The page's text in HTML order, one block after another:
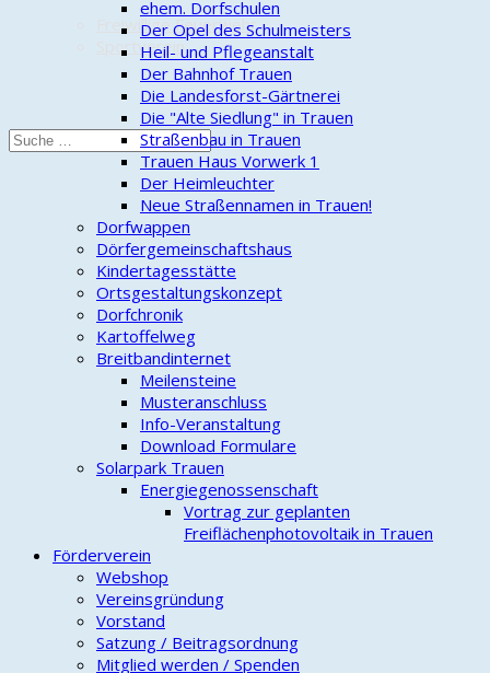
Freiwillige Feuerwehr
Sportverein
ehem. Dorfschulen
Der Opel des Schulmeisters
Heil- und Pflegeanstalt
Der Bahnhof Trauen
Die Landesforst-Gärtnerei
Die "Alte Siedlung" in Trauen
Straßenbau in Trauen
Trauen Haus Vorwerk 1
Der Heimleuchter
Neue Straßennamen in Trauen!
Dorfwappen
Dörfergemeinschaftshaus
Kindertagesstätte
Ortsgestaltungskonzept
Dorfchronik
Kartoffelweg
Breitbandinternet
Meilensteine
Musteranschluss
Info-Veranstaltung
Download Formulare
Solarpark Trauen
Energiegenossenschaft
Vortrag zur geplanten
Freiflächenphotovoltaik in Trauen
Förderverein
Webshop
Vereinsgründung
Vorstand
Satzung / Beitragsordnung
Mitglied werden / Spenden